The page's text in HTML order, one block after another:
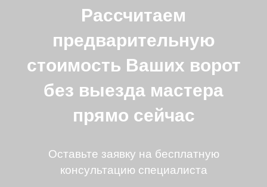
Рассчитаем
предварительную
стоимость Ваших ворот
без выезда мастера
прямо сейчас
Оставьте заявку на бесплатную
консультацию специалиста